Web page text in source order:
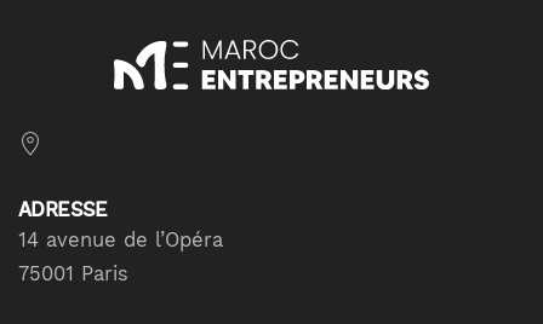
ADRESSE
14 avenue de l’Opéra
75001 Paris